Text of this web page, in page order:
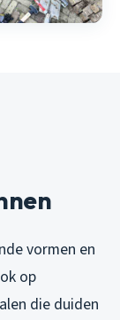
vormen en
op
die duiden